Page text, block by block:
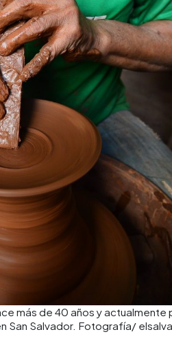
más de 40 años y actualmente
San Salvador. Fotografía/